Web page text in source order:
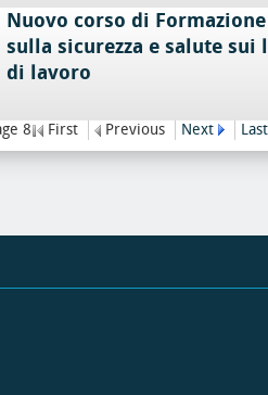
Nuovo corso di
sulla sicurezza e salute sui
di lavoro
8 First Previous Next Last